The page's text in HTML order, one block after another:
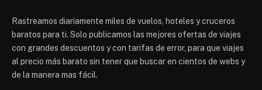
Rastreamos diariamente miles de vuelos, hoteles y cruceros
baratos para ti. Solo publicamos las mejores ofertas de viajes
con grandes descuentos y con tarifas de error, para que viajes
al precio más barato sin tener que buscar en cientos de webs y
de la manera mas fácil.